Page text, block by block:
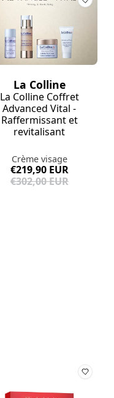
La Colline
La Colline Coffret
Advanced Vital -
Raffermissant et
revitalisant
Crème visage
€219,90 EUR
€302,00 EUR